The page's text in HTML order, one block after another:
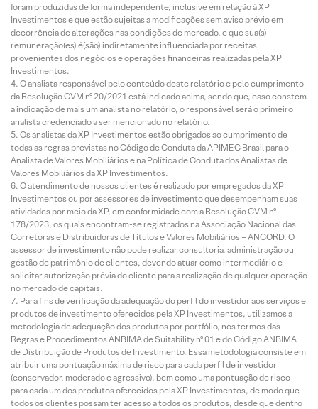
foram produzidas de forma independente, inclusive em relação à XP
Investimentos e que estão sujeitas a modificações sem aviso prévio em
decorrência de alterações nas condições de mercado, e que sua(s)
remuneração(es) é(são) indiretamente influenciada por receitas
provenientes dos negócios e operações financeiras realizadas pela XP
Investimentos.
O analista responsável pelo conteúdo deste relatório e pelo cumprimento
da Resolução CVM nº 20/2021 está indicado acima, sendo que, caso constem
a indicação de mais um analista no relatório, o responsável será o primeiro
analista credenciado a ser mencionado no relatório.
Os analistas da XP Investimentos estão obrigados ao cumprimento de
todas as regras previstas no Código de Conduta da APIMEC Brasil para o
Analista de Valores Mobiliários e na Política de Conduta dos Analistas de
Valores Mobiliários da XP Investimentos.
O atendimento de nossos clientes é realizado por empregados da XP
Investimentos ou por assessores de investimento que desempenham suas
atividades por meio da XP, em conformidade com a Resolução CVM nº
178/2023, os quais encontram-se registrados na Associação Nacional das
Corretoras e Distribuidoras de Títulos e Valores Mobiliários – ANCORD. O
assessor de investimento não pode realizar consultoria, administração ou
gestão de patrimônio de clientes, devendo atuar como intermediário e
solicitar autorização prévia do cliente para a realização de qualquer operação
no mercado de capitais.
Para fins de verificação da adequação do perfil do investidor aos serviços e
produtos de investimento oferecidos pela XP Investimentos, utilizamos a
metodologia de adequação dos produtos por portfólio, nos termos das
Regras e Procedimentos ANBIMA de Suitability nº 01 e do Código ANBIMA
de Distribuição de Produtos de Investimento. Essa metodologia consiste em
atribuir uma pontuação máxima de risco para cada perfil de investidor
(conservador, moderado e agressivo), bem como uma pontuação de risco
para cada um dos produtos oferecidos pela XP Investimentos, de modo que
todos os clientes possam ter acesso a todos os produtos, desde que dentro